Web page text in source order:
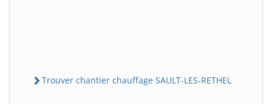
Trouver chantier chauffage SAULT-LES-RETHEL